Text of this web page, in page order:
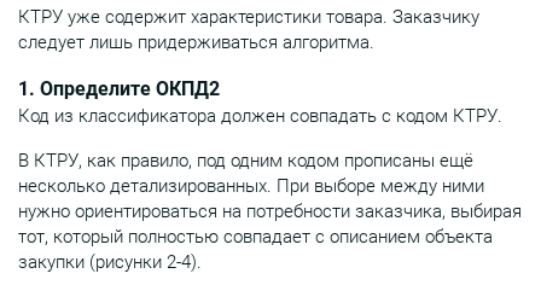
КТРУ уже содержит характеристики товара. Заказчику
следует лишь придерживаться алгоритма.
1. Определите ОКПД2
Код из классификатора должен совпадать с кодом КТРУ.
В КТРУ, как правило, под одним кодом прописаны ещё
несколько детализированных. При выборе между ними
нужно ориентироваться на потребности заказчика, выбирая
тот, который полностью совпадает с описанием объекта
закупки (рисунки 2-4).